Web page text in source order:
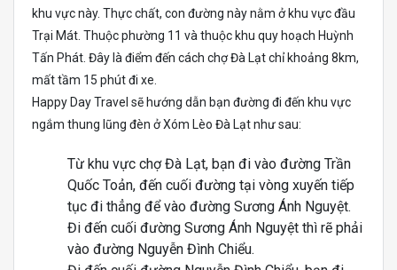
khu vực này. Thực chất, con đường này nằm ở khu vực đầu
Trại Mát. Thuộc phường 11 và thuộc khu quy hoạch Huỳnh
Tấn Phát. Đây là điểm đến cách chợ Đà Lạt chỉ khoảng 8km,
mất tầm 15 phút đi xe.
Happy Day Travel sẽ hướng dẫn bạn đường đi đến khu vực
ngắm thung lũng đèn ở Xóm Lèo Đà Lạt như sau:
Từ khu vực chợ Đà Lạt, bạn đi vào đường Trần
Quốc Toản, đến cuối đường tại vòng xuyến tiếp
tục đi thẳng để vào đường Sương Ánh Nguyệt.
Đi đến cuối đường Sương Ánh Nguyệt thì rẽ phải
vào đường Nguyễn Đình Chiểu.